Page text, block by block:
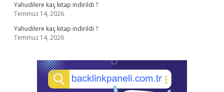
Yahudilere kaç kitap indirildi ?
Temmuz 14, 2026
Yahudilere kaç kitap indirildi ?
Temmuz 14, 2026